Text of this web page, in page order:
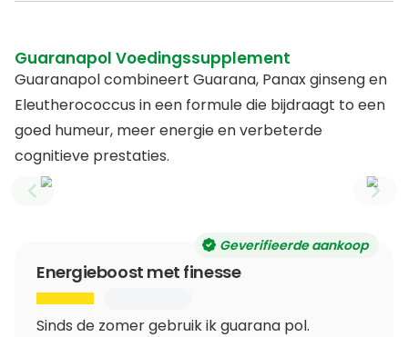
Guaranapol Voedingssupplement
Guaranapol combineert Guarana, Panax ginseng en
Eleutherococcus in een formule die bijdraagt to een
goed humeur, meer energie en verbeterde
cognitieve prestaties.
Previous slide
Geverifieerde aankoop
Energieboost met finesse
Sinds de zomer gebruik ik guarana pol.